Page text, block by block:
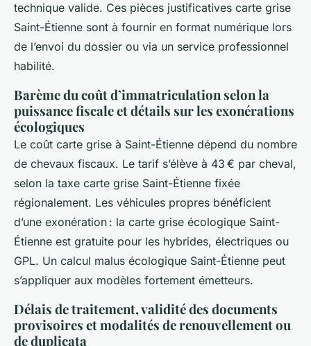
technique valide. Ces pièces justificatives carte grise
Saint-Étienne sont à fournir en format numérique lors
de l’envoi du dossier ou via un service professionnel
habilité.
Barème du coût d’immatriculation selon la
puissance fiscale et détails sur les exonérations
écologiques
Le coût carte grise à Saint-Étienne dépend du nombre
de chevaux fiscaux. Le tarif s’élève à 43 € par cheval,
selon la taxe carte grise Saint-Étienne fixée
régionalement. Les véhicules propres bénéficient
d’une exonération : la carte grise écologique Saint-
Étienne est gratuite pour les hybrides, électriques ou
GPL. Un calcul malus écologique Saint-Étienne peut
s’appliquer aux modèles fortement émetteurs.
Délais de traitement, validité des documents
provisoires et modalités de renouvellement ou
de duplicata